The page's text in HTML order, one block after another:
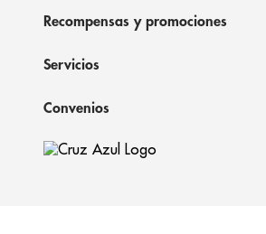
Recompensas y promociones
Servicios
Convenios